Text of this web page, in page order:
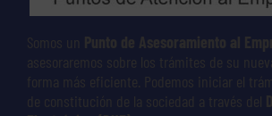
Somos un Punto de Asesoramiento al
asesoraremos sobre los trámites de su
forma más eficiente. Podemos iniciar el
de constitución de la sociedad a través del